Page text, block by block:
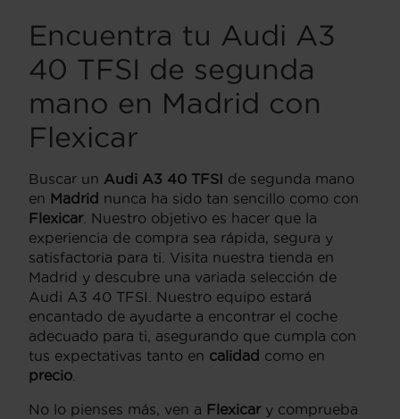
Encuentra tu Audi A3
40 TFSI de segunda
mano en Madrid con
Flexicar
Buscar un Audi A3 40 TFSI de segunda mano
en Madrid nunca ha sido tan sencillo como con
Flexicar. Nuestro objetivo es hacer que la
experiencia de compra sea rápida, segura y
satisfactoria para ti. Visita nuestra tienda en
Madrid y descubre una variada selección de
Audi A3 40 TFSI. Nuestro equipo estará
encantado de ayudarte a encontrar el coche
adecuado para ti, asegurando que cumpla con
tus expectativas tanto en calidad como en
precio
No lo pienses más, ven a Flexicary comprueba